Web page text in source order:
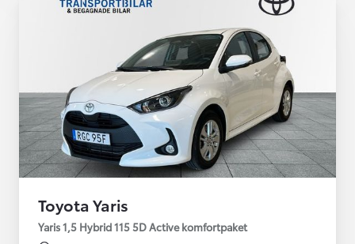
Toyota Yaris
Yaris 1,5 Hybrid 115 5D Active komfortpaket